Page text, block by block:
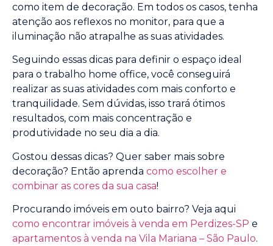
como item de decoração. Em todos os casos, tenha
atenção aos reflexos no monitor, para que a
iluminação não atrapalhe as suas atividades.
Seguindo essas dicas para definir o espaço ideal
para o trabalho home office, você conseguirá
realizar as suas atividades com mais conforto e
tranquilidade. Sem dúvidas, isso trará ótimos
resultados, com mais concentração e
produtividade no seu dia a dia.
Gostou dessas dicas? Quer saber mais sobre
decoração? Então aprenda como escolher e
combinar as cores da sua casa!
Procurando imóveis em outo bairro? Veja aqui
como encontrar imóveis à venda em Perdizes-SP e
apartamentos à venda na Vila Mariana – São Paulo.